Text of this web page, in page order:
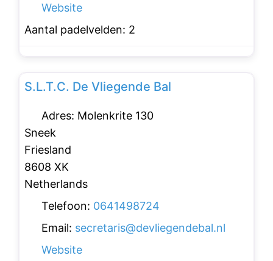
Website
Aantal padelvelden: 2
S.L.T.C. De Vliegende Bal
Adres: Molenkrite 130
Sneek
Friesland
8608 XK
Netherlands
Telefoon: 0641498724
Email: secretaris@devliegendebal.nl
Website